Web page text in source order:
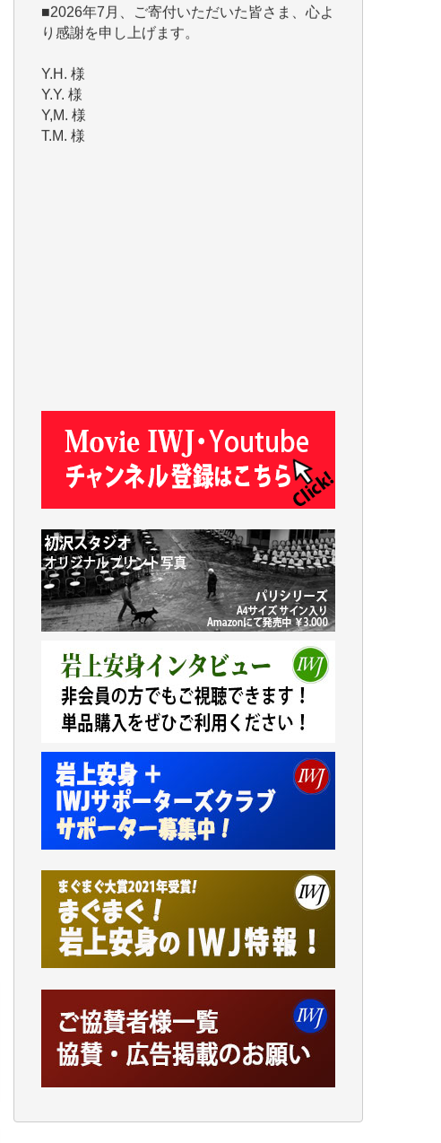
Y.H. 様
Y,M. 様
T.M. 様
マツモト ヤスアキ 様
マシオン 恵美香 様
T.K. 様
ASAKO TAKAESU 様
マシオン恵美香 様
平野智生 様
山本賢二 様
吉住俊昭 様
徳山匡 様
金 盛起 様
塩川 晃平 様
松本益美 様
井出 隆太 様
及川昭男 様
岩井祐子 様
藤田英之 様
藤岡比左志 様
井出 隆太 様
小池説夫 様
アオキカナメ 様
諸般の事情によりIWJ会費払えず今は非会員
です。市民側に立つ講演会にIWJのカメラマ
われるのはあまりにもったいない。少しでも
お役立てください。（H.O.様）
今日、僅かですがカンパしました。（T.M.
今日、僅かですがカンパしました。IWJの危
機を乗り切るには到底及ばない額ですが病気
の妻を抱えている私にとっては精一杯のカン
パです。
かねてよりIWJが発してきた膨大な取材記事